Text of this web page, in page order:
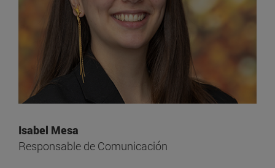
Isabel Mesa
Responsable de Comunicación